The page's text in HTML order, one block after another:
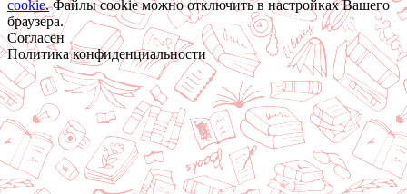
cookie.Файлы cookie можно отключить в настройках Вашего
браузера.
Согласен
Политика конфиденциальности